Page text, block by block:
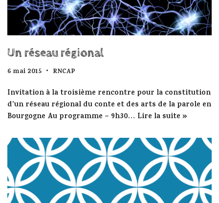
Un réseau régional
6 mai 2015 RNCAP
Invitation à la troisième rencontre pour la constitution
d’un réseau régional du conte et des arts de la parole en
Bourgogne Au programme – 9h30… Lire la suite »